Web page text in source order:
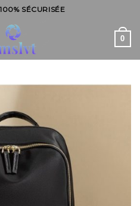
SÉCURISÉE
0